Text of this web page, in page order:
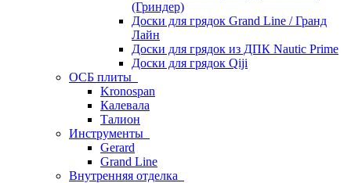
(Гриндер)
Доски для грядок Grand Line / Гранд
Лайн
Доски для грядок из ДПК Nautic Prime
Доски для грядок Qiji
ОСБ плиты
Kronospan
Калевала
Талион
Инструменты
Gerard
Grand Line
Внутренняя отделка